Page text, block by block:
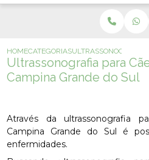
HOMECATEGORIASULTRASSONOGRAFIA
Ultrassonografia para
Campina Grande do Sul
Através da ultrassonografia
Campina Grande do Sul é
enfermidades.